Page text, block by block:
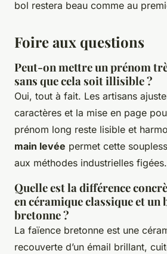
bol restera beau comme au
Foire aux questions
Peut-on mettre un prénom
sans que cela soit illisible ?
Oui, tout à fait. Les artisans
caractères et la mise en page
prénom long reste lisible et
main levée permet cette
aux méthodes industrielles figées.
Quelle est la différence
en céramique classique et un
bretonne ?
La faïence bretonne est une
recouverte d’un émail brillant,